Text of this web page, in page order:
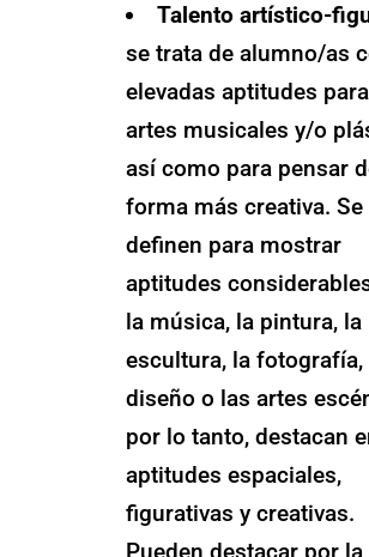
Talento artístico-
se trata de alumno/as
elevadas aptitudes
artes musicales y/o
así como para pensar
forma más creativa. Se
definen para mostrar
aptitudes
la música, la pintura, la
escultura, la fotografía,
diseño o las artes
por lo tanto, destacan
aptitudes espaciales,
figurativas y creativas.